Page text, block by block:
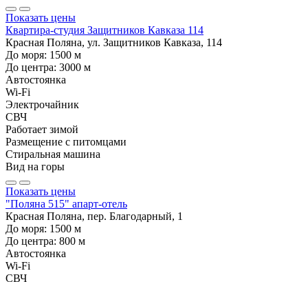
Показать цены
Квартира-студия Защитников Кавказа 114
Красная Поляна, ул. Защитников Кавказа, 114
До моря: 1500 м
До центра: 3000 м
Автостоянка
Wi-Fi
Электрочайник
СВЧ
Работает зимой
Размещение с питомцами
Стиральная машина
Вид на горы
Показать цены
"Поляна 515" апарт-отель
Красная Поляна, пер. Благодарный, 1
До моря: 1500 м
До центра: 800 м
Автостоянка
Wi-Fi
СВЧ